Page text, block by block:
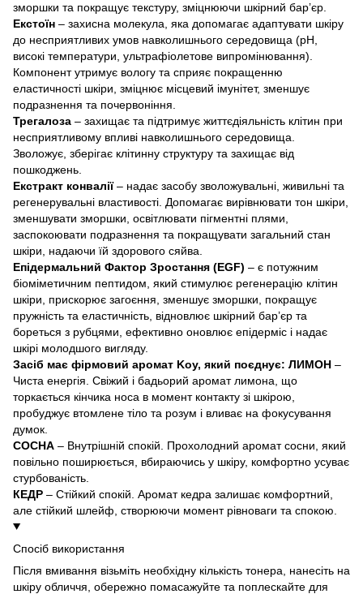
зморшки та покращує текстуру, зміцнюючи шкірний бар’єр.
Екстоїн – захисна молекула, яка допомагає адаптувати шкіру
до несприятливих умов навколишнього середовища (pH,
високі температури, ультрафіолетове випромінювання).
Компонент утримує вологу та сприяє покращенню
еластичності шкіри, зміцнює місцевий імунітет, зменшує
подразнення та почервоніння.
Трегалоза – захищає та підтримує життєдіяльність клітин при
несприятливому впливі навколишнього середовища.
Зволожує, зберігає клітинну структуру та захищає від
пошкоджень.
Екстракт конвалії– надає засобу зволожувальні, живильні та
регенерувальні властивості. Допомагає вирівнювати тон шкіри,
зменшувати зморшки, освітлювати пігментні плями,
заспокоювати подразнення та покращувати загальний стан
шкіри, надаючи їй здорового сяйва.
Епідермальний Фактор Зростання (EGF) – є потужним
біоміметичним пептидом, який стимулює регенерацію клітин
шкіри, прискорює загоєння, зменшує зморшки, покращує
пружність та еластичність, відновлює шкірний бар’єр та
бореться з рубцями, ефективно оновлює епідерміс і надає
шкірі молодшого вигляду.
Засіб має фірмовий аромат Koy, який поєднує: ЛИМОН –
Чиста енергія. Свіжий і бадьорий аромат лимона, що
торкається кінчика носа в момент контакту зі шкірою,
пробуджує втомлене тіло та розум і вливає на фокусування
думок.
СОСНА – Внутрішній спокій. Прохолодний аромат сосни, який
повільно поширюється, вбираючись у шкіру, комфортно усуває
стурбованість.
КЕДР – Стійкий спокій. Аромат кедра залишає комфортний,
але стійкий шлейф, створюючи момент рівноваги та спокою.
Спосіб використання
Після вмивання візьміть необхідну кількість тонера, нанесіть на
шкіру обличчя, обережно помасажуйте та поплескайте для